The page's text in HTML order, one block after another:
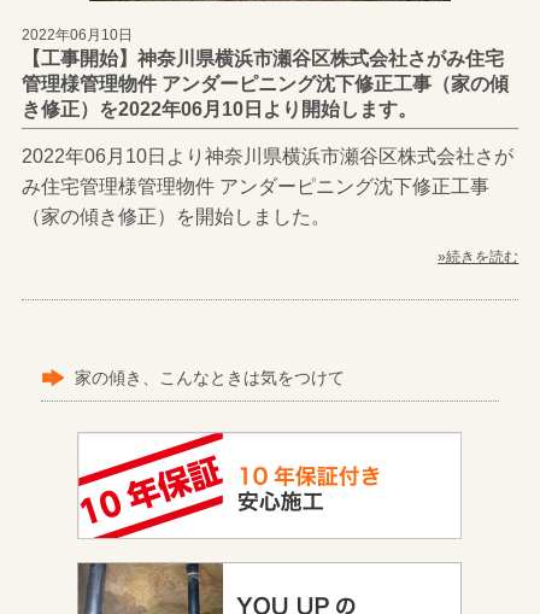
2022年06月10日
【工事開始】神奈川県横浜市瀬谷区株式会社さがみ住宅
管理様管理物件 アンダーピニング沈下修正工事（家の傾
き修正）を2022年06月10日より開始します。
2022年06月10日より神奈川県横浜市瀬谷区株式会社さが
み住宅管理様管理物件 アンダーピニング沈下修正工事
（家の傾き修正）を開始しました。
»続きを読む
家の傾き、こんなときは気をつけて